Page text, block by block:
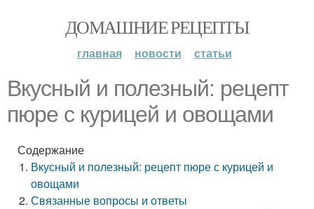
ДОМАШНИЕ РЕЦЕПТЫ
главная новости статьи
Вкусный и полезный: рецепт
пюре с курицей и овощами
Содержание
Вкусный и полезный: рецепт пюре с курицей и
овощами
Связанные вопросы и ответы